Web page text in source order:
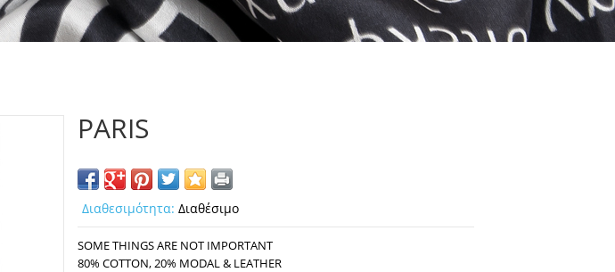
Εγγραφή
PARIS
Διαθεσιμότητα: Διαθέσιμο
SOME THINGS ARE NOT IMPORTANT
80% COTTON, 20% MODAL & LEATHER